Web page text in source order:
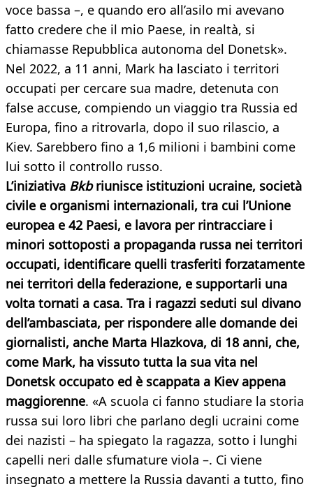
voce bassa –, e quando ero all’asilo mi avevano
fatto credere che il mio Paese, in realtà, si
chiamasse Repubblica autonoma del Donetsk».
Nel 2022, a 11 anni, Mark ha lasciato i territori
occupati per cercare sua madre, detenuta con
false accuse, compiendo un viaggio tra Russia ed
Europa, fino a ritrovarla, dopo il suo rilascio, a
Kiev. Sarebbero fino a 1,6 milioni i bambini come
lui sotto il controllo russo.
L’iniziativa Bkbriunisce istituzioni ucraine, società
civile e organismi internazionali, tra cui l’Unione
europea e 42 Paesi, e lavora per rintracciare i
minori sottoposti a propaganda russa nei territori
occupati, identificare quelli trasferiti forzatamente
nei territori della federazione, e supportarli una
volta tornati a casa. Tra i ragazzi seduti sul divano
dell’ambasciata, per rispondere alle domande dei
giornalisti, anche Marta Hlazkova, di 18 anni, che,
come Mark, ha vissuto tutta la sua vita nel
Donetsk occupato ed è scappata a Kiev appena
maggiorenne. «A scuola ci fanno studiare la storia
russa sui loro libri che parlano degli ucraini come
dei nazisti – ha spiegato la ragazza, sotto i lunghi
capelli neri dalle sfumature viola –. Ci viene
insegnato a mettere la Russia davanti a tutto, fino